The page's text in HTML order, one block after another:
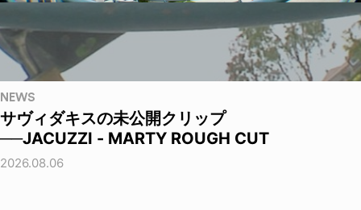
NEWS
サヴィダキスの未公開クリップ
──JACUZZI - MARTY ROUGH CUT
2026.08.06